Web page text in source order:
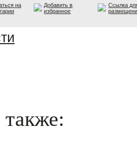
на
Добавить в
избранное
Ссылка